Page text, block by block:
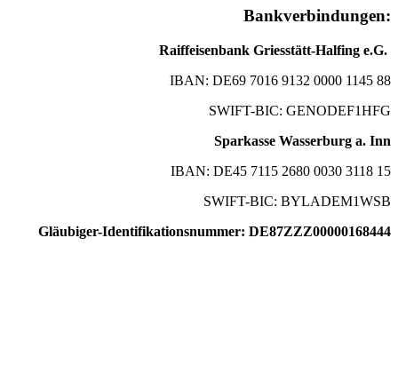
Bankverbindungen:
Raiffeisenbank Griesstätt-Halfing e.G.
IBAN: DE69 7016 9132 0000 1145 88
SWIFT-BIC: GENODEF1HFG
Sparkasse Wasserburg a. Inn
IBAN: DE45 7115 2680 0030 3118 15
SWIFT-BIC: BYLADEM1WSB
Gläubiger-Identifikationsnummer: DE87ZZZ00000168444